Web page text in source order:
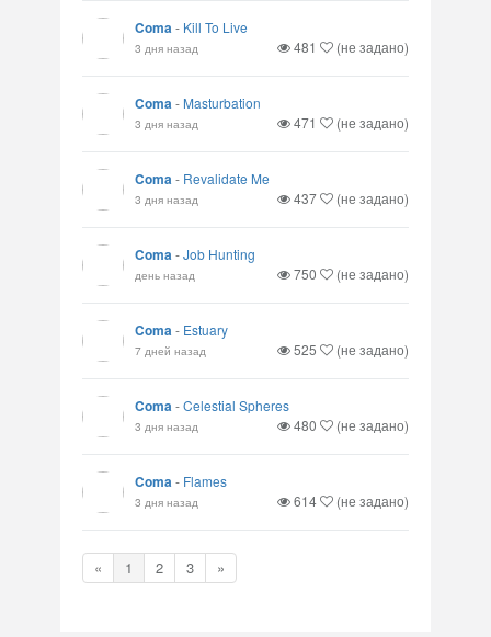
Coma- Kill To Live
3 дня назад 481 (не задано)
Coma- Masturbation
3 дня назад 471 (не задано)
Coma- Revalidate Me
3 дня назад 437 (не задано)
Coma-Job Hunting
день назад 750 (не задано)
Coma- Estuary
7 дней назад 525 (не задано)
Coma-Celestial Spheres
3 дня назад 480 (не задано)
Coma- Flames
3 дня назад 614 (не задано)
« 1 2 3 »